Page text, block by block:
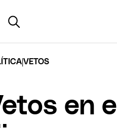
|VETOS
en